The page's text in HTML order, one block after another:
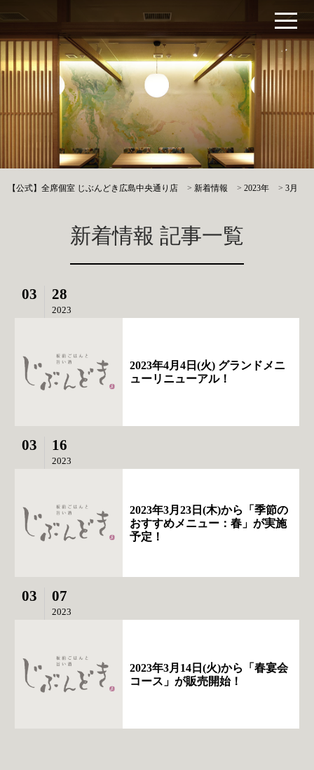
【公式】全席個室 じぶんどき広島中央通り店 >新着情報 >2023年 >3月
新着情報 記事一覧
03 28
2023
2023年4月4日(火) グランドメニ
ューリニューアル！
03 16
2023
2023年3月23日(木)から「季節の
おすすめメニュー：春」が実施
予定！
03 07
2023
2023年3月14日(火)から「春宴会
コース」が販売開始！